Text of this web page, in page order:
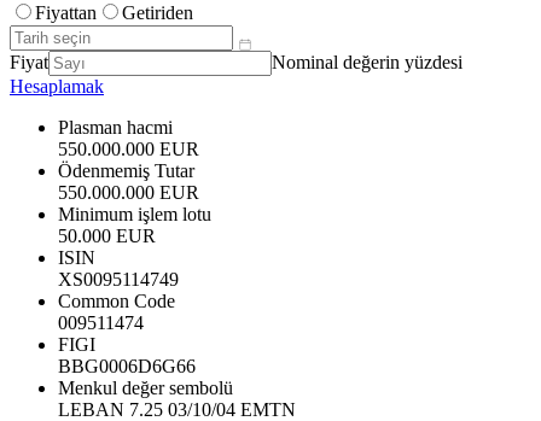
Fiyattan
Getiriden
Fiyat
Nominal değerin yüzdesi
Hesaplamak
Plasman hacmi
550.000.000 EUR
Ödenmemiş Tutar
550.000.000 EUR
Minimum işlem lotu
50.000 EUR
ISIN
XS0095114749
Common Code
009511474
FIGI
BBG0006D6G66
Menkul değer sembolü
LEBAN 7.25 03/10/04 EMTN